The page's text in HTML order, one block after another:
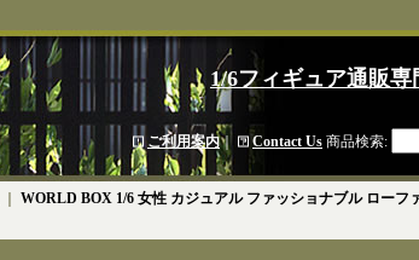
1/6フィギュア通販
ご利用案内｜ Contact Us 商品検索:
WORLD BOX 1/6 女性 カジュアル ファッショナブル ローフ